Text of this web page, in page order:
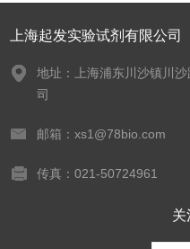
上海起发实验试剂有限公司
地址：上海浦东川沙镇川
司
邮箱：xs1@78bio.com
传真：021-50724961
关